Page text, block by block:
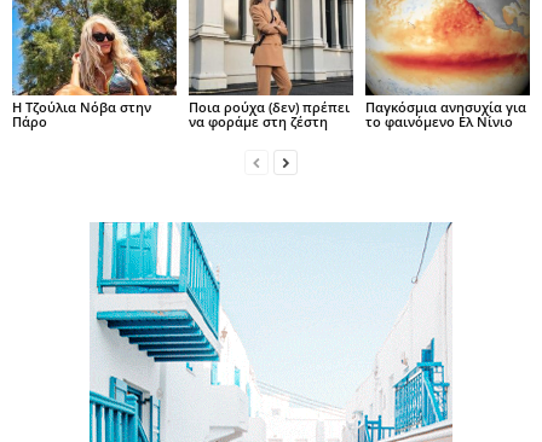
H Τζούλια Νόβα στην
Πάρο
Ποια ρούχα (δεν) πρέπει
να φοράμε στη ζέστη
Παγκόσμια ανησυχία για
το φαινόμενο Ελ Νίνιο